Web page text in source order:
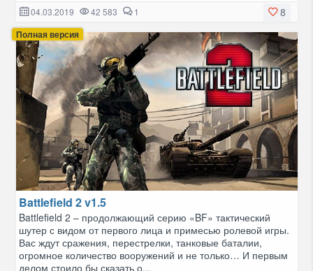
8
04.03.2019 42 583 1
Полная версия
Battlefield 2 v1.5
Battlefield 2 – продолжающий серию «BF» тактический
шутер с видом от первого лица и примесью ролевой игры.
Вас ждут сражения, перестрелки, танковые баталии,
огромное количество вооружений и не только… И первым
делом стоило бы сказать о...